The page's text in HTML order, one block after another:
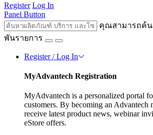
Register Log In
Panel Button
คุณสามารถค้
พันรายการ
Register / Log In
MyAdvantech Registration
MyAdvantech is a personalized portal
customers. By becoming an Advantech
receive latest product news, webinar
eStore offers.